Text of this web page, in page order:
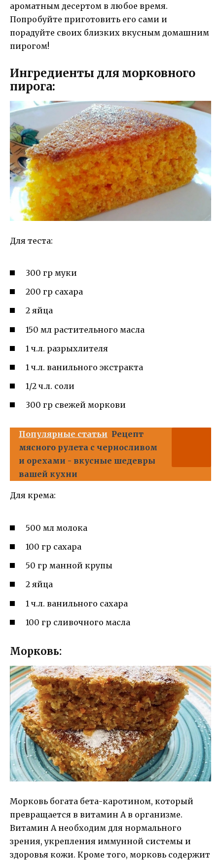
ароматным десертом в любое время.
Попробуйте приготовить его сами и
порадуйте своих близких вкусным домашним
пирогом!
Ингредиенты для морковного
пирога:
Для теста:
300 гр муки
200 гр сахара
2 яйца
150 мл растительного масла
1 ч.л. разрыхлителя
1 ч.л. ванильного экстракта
1/2 ч.л. соли
300 гр свежей моркови
Популярные статьи Рецепт
мясного рулета с черносливом
и орехами - вкусные шедевры
вашей кухни
Для крема:
500 мл молока
100 гр сахара
50 гр манной крупы
2 яйца
1 ч.л. ванильного сахара
100 гр сливочного масла
Морковь:
Морковь богата бета-каротином, который
превращается в витамин А в организме.
Витамин А необходим для нормального
зрения, укрепления иммунной системы и
здоровья кожи. Кроме того, морковь содержит